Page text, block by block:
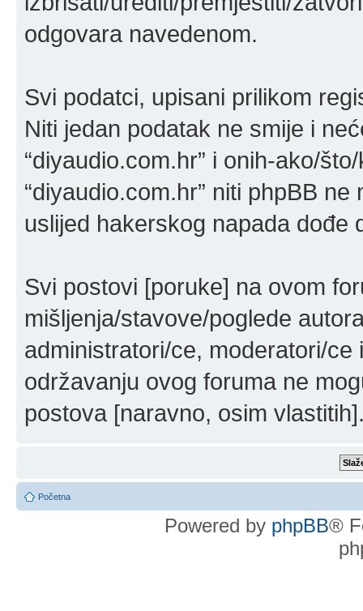
odgovara navedenom.
Svi podatci, upisani prilikom
Niti jedan podatak ne smije i
“diyaudio.com.hr” i onih-ako/
“diyaudio.com.hr” niti phpBB
uslijed hakerskog napada dođe
Svi postovi [poruke] na ovom
mišljenja/stavove/poglede
administratori/ce, moderatori/
održavanju ovog foruma ne
postova [naravno, osim
Početna
Powered by phpBB®